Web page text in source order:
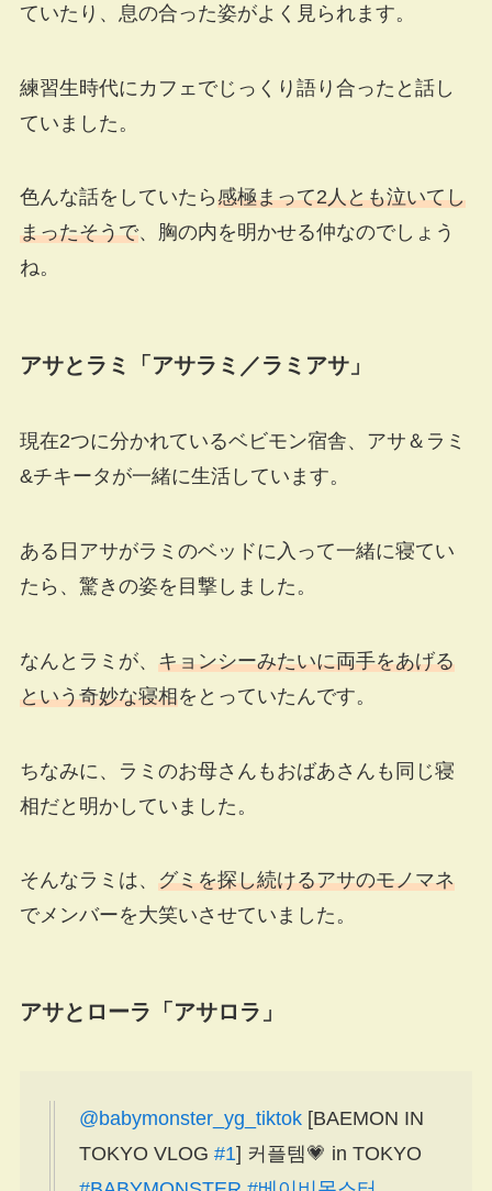
ていたり、息の合った姿がよく見られます。
練習生時代にカフェでじっくり語り合ったと話し
ていました。
色んな話をしていたら感極まって2人とも泣いてし
まったそうで、胸の内を明かせる仲なのでしょう
ね。
アサとラミ「アサラミ／ラミアサ」
現在2つに分かれているベビモン宿舎、アサ＆ラミ
&チキータが一緒に生活しています。
ある日アサがラミのベッドに入って一緒に寝てい
たら、驚きの姿を目撃しました。
なんとラミが、 キョンシーみたいに両手をあげる
という奇妙な寝相をとっていたんです。
ちなみに、ラミのお母さんもおばあさんも同じ寝
相だと明かしていました。
そんなラミは、 グミを探し続けるアサのモノマネ
でメンバーを大笑いさせていました。
アサとローラ「アサロラ」
@babymonster_yg_tiktok[BAEMON IN
TOKYO VLOG #1] 커플템💗 in TOKYO